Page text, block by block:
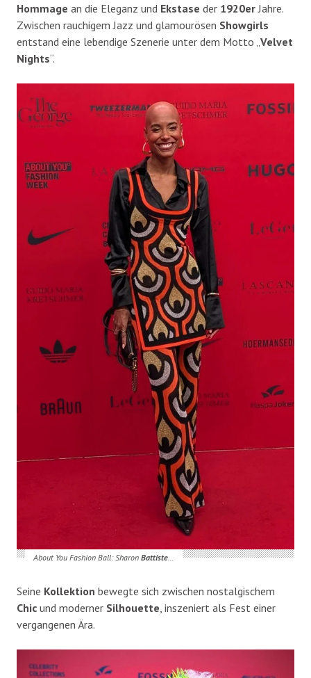
Hommage an die Eleganz und Ekstase der 1920erJahre.
Zwischen rauchigem Jazz und glamourösen Showgirls
entstand eine lebendige Szenerie unter dem Motto „Velvet
Nights“.
About You Fashion Ball: Sharon Battiste…
Seine Kollektion bewegte sich zwischen nostalgischem
Chic und moderner Silhouette , inszeniert als Fest einer
vergangenen Ära.